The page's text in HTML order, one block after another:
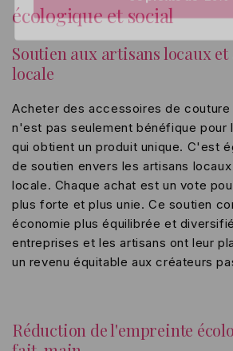
écologique et social
Soutien aux artisans locaux et
locale
Acheter des accessoires de couture
n'est pas seulement bénéfique pour
qui obtient un produit unique. C'est
de soutien envers les artisans
locale. Chaque achat est un vote
plus forte et plus unie. Ce soutien
économie plus équilibrée et
entreprises et les artisans ont leur
un revenu équitable aux créateurs
Réduction de l'empreinte